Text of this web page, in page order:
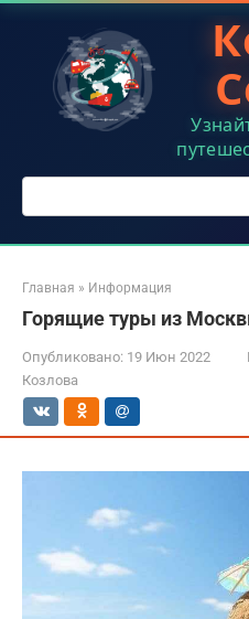
Перейти
контенту
Поиск:
Главная » Информация
Горящие туры из
Опубликовано: 19 Июн 2022
Козлова